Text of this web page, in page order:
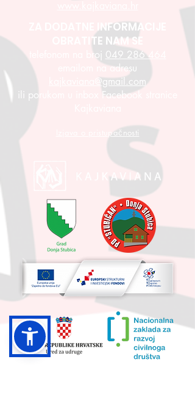
ZA DODATNE INFORMACIJE
OBRATITE NAM SE
telefonom na broj 049 286 464
emailom na adresu
kajkaviana@gmail.com
ili porukom u inbox Facebook stranice
Izjava o pristupačnosti